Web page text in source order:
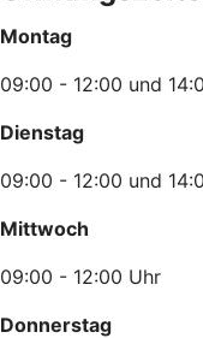
Montag
09:00 - 12:00 und
Dienstag
09:00 - 12:00 und
Mittwoch
09:00 - 12:00 Uhr
Donnerstag